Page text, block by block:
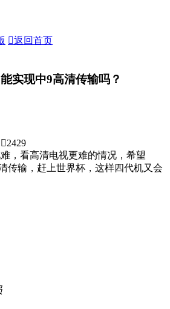
返回首页
实现中9高清传输吗？
2429
，看高清电视更难的情况，希望
传输，赶上世界杯，这样四代机又会